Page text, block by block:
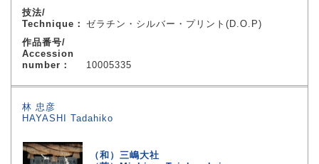
技法/
Technique： ゼラチン・シルバー・プリント(D.O.P)
作品番号/
Accession
number：
10005335
林 忠彦
HAYASHI Tadahiko
（和）三嶋大社